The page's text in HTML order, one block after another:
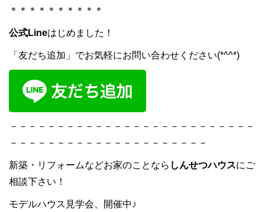
＊＊＊＊＊＊＊＊＊＊
公式Lineはじめました！
「友だち追加」でお気軽にお問い合わせください(*^^*)
－－－－－－－－－－－－－－－－－－－－－－－－－－
－－－－－－－－－－－－－－－－－－－－－
新築・リフォームなどお家のことなら しんせつハウスにご
相談下さい！
モデルハウス見学会、開催中♪